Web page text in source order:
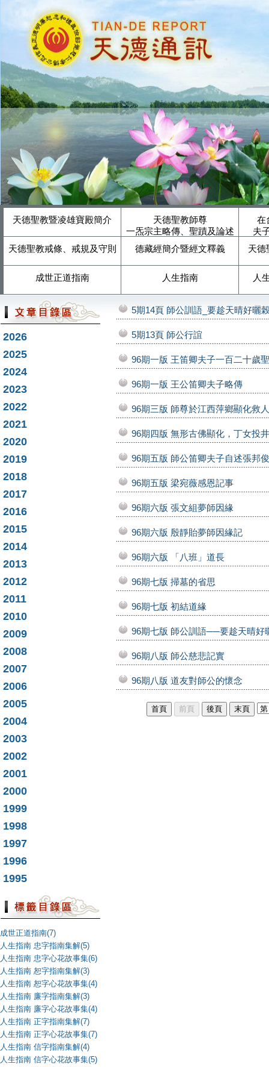
天德聖教暨凌雄寶殿簡介
天德聖教師尊
一炁宗主略傳、聖蹟及論述
在
夫
天德聖教戒條、戒規及守則
德藏經簡介暨經文釋義 天德
成世正道指南 人生指南 人
2026
2025
2024
2023
2022
2021
2020
2019
2018
2017
2016
2015
2014
2013
2012
2011
2010
2009
2008
2007
2006
2005
2004
2003
2002
2001
2000
1999
1998
1997
1996
1995
成世正道指南(7)
人生指南 忠字指南集解(5)
人生指南 忠字心花故事集(6)
人生指南 恕字指南集解(3)
人生指南 恕字心花故事集(4)
人生指南 廉字指南集解(3)
人生指南 廉字心花故事集(4)
人生指南 正字指南集解(7)
人生指南 正字心花故事集(7)
人生指南 信字指南集解(4)
人生指南 信字心花故事集(5)
5期14頁 師公訓語_要趁天晴好曬
5期13頁 師公行誼
96期一版 王笛卿夫子一百二十歲
96期一版 王公笛卿夫子略傳
96期三版 師尊於江西萍鄉顯化救
96期四版 無形古佛顯化，丁女投
96期五版 師公笛卿夫子自述張邦
96期五版 梁宛薇感恩記事
96期六版 張文組夢師因緣
96期六版 殷靜貽夢師因緣記
96期六版 「八班」道長
96期七版 掃墓的省思
96期七版 初結道緣
96期七版 師公訓語──要趁天晴好
96期八版 師公慈悲記實
96期八版 道友對師公的懷念